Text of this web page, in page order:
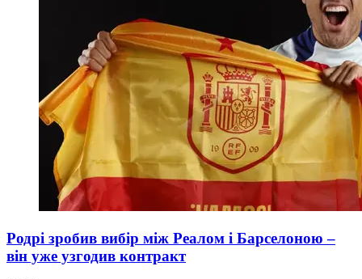
Родрі зробив вибір між Реалом і Барселоною –
він уже узгодив контракт